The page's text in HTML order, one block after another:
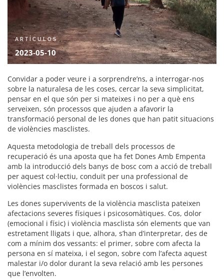
ARTÍCULOS
2023-05-10
Convidar a poder veure i a sorprendre’ns, a interrogar-nos
sobre la naturalesa de les coses, cercar la seva simplicitat,
pensar en el que són per si mateixes i no per a què ens
serveixen, són processos que ajuden a afavorir la
transformació personal de les dones que han patit situacions
de violències masclistes.
Aquesta metodologia de treball dels processos de
recuperació és una aposta que ha fet Dones Amb Empenta
amb la introducció dels banys de bosc com a acció de treball
per aquest col·lectiu, conduït per una professional de
violències masclistes formada en boscos i salut.
Les dones supervivents de la violència masclista pateixen
afectacions severes físiques i psicosomàtiques. Cos, dolor
(emocional i físic) i violència masclista són elements que van
estretament lligats i que, alhora, s’han d’interpretar, des de
com a mínim dos vessants: el primer, sobre com afecta la
persona en sí mateixa, i el segon, sobre com l’afecta aquest
malestar i/o dolor durant la seva relació amb les persones
que l’envolten.